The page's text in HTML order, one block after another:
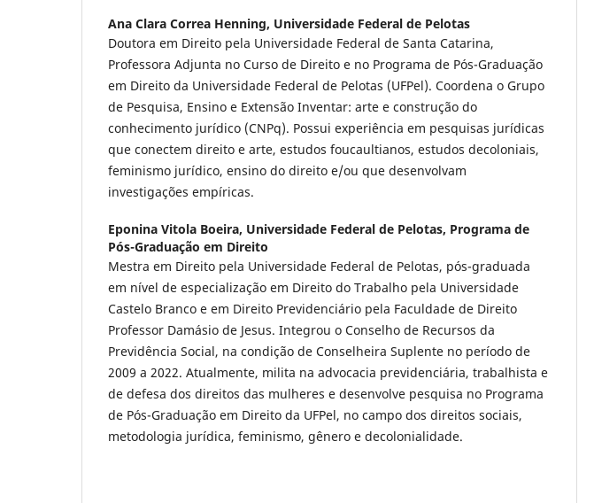
Ana Clara Correa Henning, Universidade Federal de Pelotas
Doutora em Direito pela Universidade Federal de Santa Catarina,
Professora Adjunta no Curso de Direito e no Programa de Pós-Graduação
em Direito da Universidade Federal de Pelotas (UFPel). Coordena o Grupo
de Pesquisa, Ensino e Extensão Inventar: arte e construção do
conhecimento jurídico (CNPq). Possui experiência em pesquisas jurídicas
que conectem direito e arte, estudos foucaultianos, estudos decoloniais,
feminismo jurídico, ensino do direito e/ou que desenvolvam
investigações empíricas.
Eponina Vitola Boeira, Universidade Federal de Pelotas, Programa de
Pós-Graduação em Direito
Mestra em Direito pela Universidade Federal de Pelotas, pós-graduada
em nível de especialização em Direito do Trabalho pela Universidade
Castelo Branco e em Direito Previdenciário pela Faculdade de Direito
Professor Damásio de Jesus. Integrou o Conselho de Recursos da
Previdência Social, na condição de Conselheira Suplente no período de
2009 a 2022. Atualmente, milita na advocacia previdenciária, trabalhista e
de defesa dos direitos das mulheres e desenvolve pesquisa no Programa
de Pós-Graduação em Direito da UFPel, no campo dos direitos sociais,
metodologia jurídica, feminismo, gênero e decolonialidade.